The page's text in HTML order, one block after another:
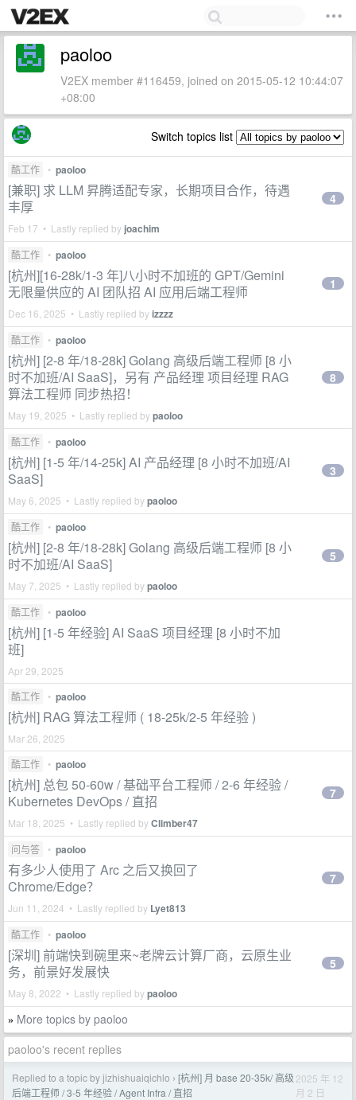
paoloo
V2EX member #116459, joined on 2015-05-12 10:44:07
+08:00
Switch topics list
酷工作 • paoloo
[兼职] 求 LLM 昇腾适配专家，长期项目合作，待遇
丰厚
Feb 17 • Lastly replied by joachim
4
酷工作 • paoloo
[杭州][16-28k/1-3 年]八小时不加班的 GPT/Gemini
无限量供应的 AI 团队招 AI 应用后端工程师
Dec 16, 2025 • Lastly replied byizzzz
1
酷工作 • paoloo
[杭州] [2-8 年/18-28k] Golang 高级后端工程师 [8 小
时不加班/AI SaaS]，另有 产品经理 项目经理 RAG
算法工程师 同步热招！
May 19, 2025 • Lastly replied bypaoloo
8
酷工作 • paoloo
[杭州] [1-5 年/14-25k] AI 产品经理 [8 小时不加班/AI
SaaS]
May 6, 2025 • Lastly replied bypaoloo
3
酷工作 • paoloo
[杭州] [2-8 年/18-28k] Golang 高级后端工程师 [8 小
时不加班/AI SaaS]
May 7, 2025 • Lastly replied bypaoloo
5
酷工作 • paoloo
[杭州] [1-5 年经验] AI SaaS 项目经理 [8 小时不加
班]
Apr 29, 2025
酷工作
• paoloo
[杭州] RAG 算法工程师 ( 18-25k/2-5 年经验 )
Mar 26, 2025
酷工作
• paoloo
[杭州] 总包 50-60w / 基础平台工程师 / 2-6 年经验 /
Kubernetes DevOps / 直招
Mar 18, 2025 • Lastly replied byClimber47
7
问与答 • paoloo
有多少人使用了 Arc 之后又换回了
Chrome/Edge？
Jun 11, 2024 • Lastly replied by Lyet813
7
酷工作 • paoloo
[深圳] 前端快到碗里来~老牌云计算厂商，云原生业
务，前景好发展快
May 8, 2022 • Lastly replied bypaoloo
5
» More topics by paoloo
paoloo's recent replies
Replied to a topic by jizhishuaiqichlo › [杭州] 月 base 20-35k/ 高级
后端工程师 / 3-5 年经验 / Agent Infra / 直招
2025 年 12
月 2 日